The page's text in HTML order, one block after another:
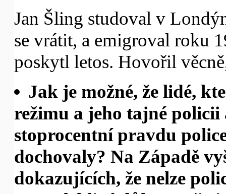
Jan Šling studoval v
se vrátit, a emigroval roku
poskytl letos. Hovořil
Jak je možné, že lidé,
režimu a jeho tajné
stoprocentní pravdu
dochovaly? Na Západě
dokazujících, že nelze